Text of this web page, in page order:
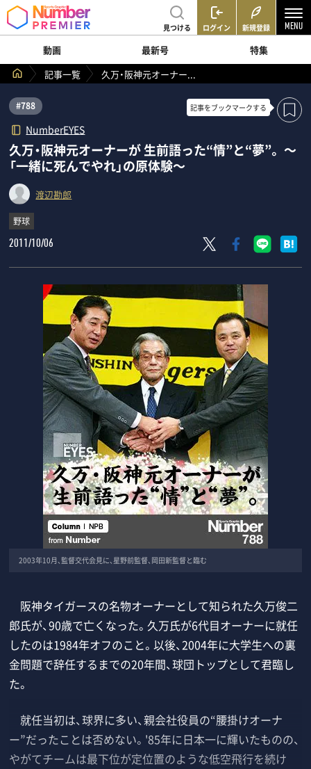
見つける ログイン 新規登録
動画 最新号
特集
記事一覧
久万・阪神元オーナー...
#788
NumberEYES
記事をブックマークする
久万・阪神元オーナーが 生前語った“情”と“夢”。 ～
「一緒に死んでやれ」の原体験～
渡辺勘郎
野球
2011/10/06
2003年10月、監督交代会見に、星野前監督、岡田新監督と臨む
阪神タイガースの名物オーナーとして知られた久万俊二
郎氏が、90歳で亡くなった。久万氏が6代目オーナーに就任
したのは1984年オフのこと。以後、2004年に大学生への裏
金問題で辞任するまでの20年間、球団トップとして君臨し
た。
就任当初は、球界に多い、親会社役員の“腰掛けオーナ
ー”だったことは否めない。'85年に日本一に輝いたものの、
やがてチームは最下位が定位置のような低空飛行を続け